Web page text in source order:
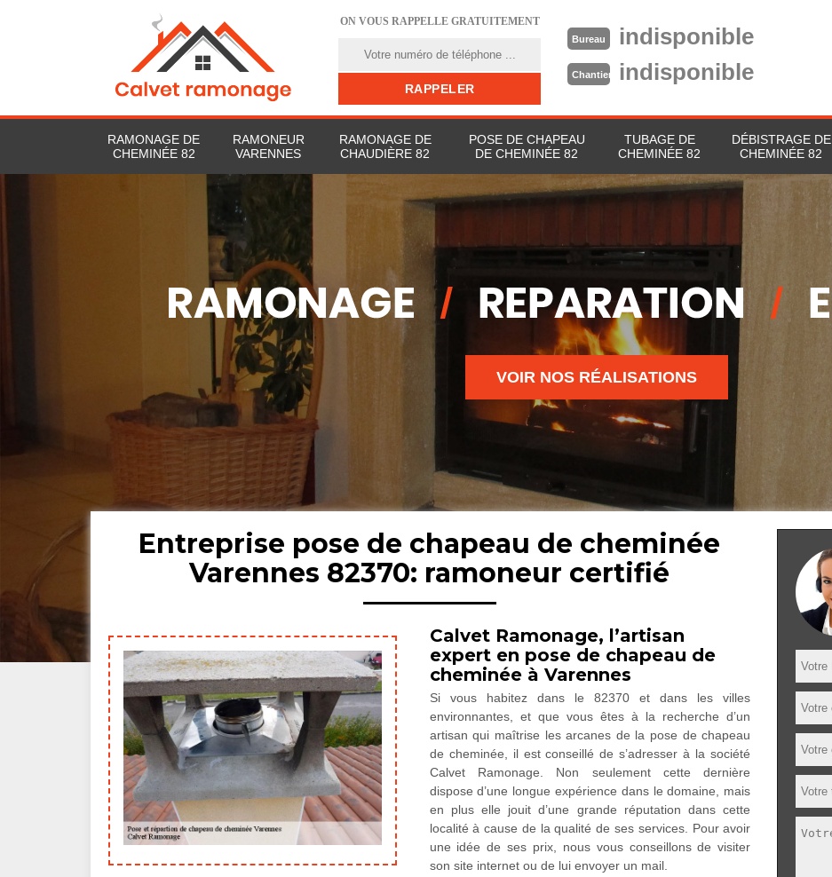
ON VOUS RAPPELLE GRATUITEMENT
Bureau indisponible
Chantier indisponible
RAMONAGE DE
CHEMINÉE 82
RAMONEUR
VARENNES
RAMONAGE DE
CHAUDIÈRE 82
POSE DE CHAPEAU
DE CHEMINÉE 82
TUBAGE DE
CHEMINÉE 82
DÉBISTRAGE DE
CHEMINÉE 82
VOIR NOS RÉALISATIONS
Entreprise pose de chapeau de cheminée
Varennes 82370: ramoneur certifié
Calvet Ramonage, l’artisan
expert en pose de chapeau de
cheminée à Varennes
Si vous habitez dans le 82370 et dans les villes
environnantes, et que vous êtes à la recherche d’un
artisan qui maîtrise les arcanes de la pose de chapeau
de cheminée, il est conseillé de s’adresser à la société
Calvet Ramonage. Non seulement cette dernière
dispose d’une longue expérience dans le domaine, mais
en plus elle jouit d’une grande réputation dans cette
localité à cause de la qualité de ses services. Pour avoir
une idée de ses prix, nous vous conseillons de visiter
son site internet ou de lui envoyer un mail.